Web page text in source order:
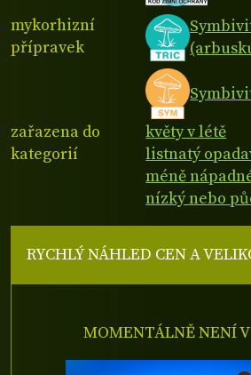
mykorhizní
přípravek
zařazena do
kategorií
květy v létě
listnatý
méně
nízký nebo
RYCHLÝ NÁHLED CEN A
MOMENTÁLNĚ NENÍ V